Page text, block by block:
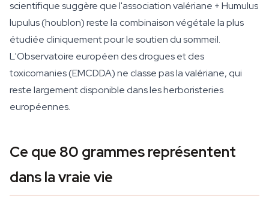
scientifique suggère que l'association valériane +Humulus
lupulus(houblon) reste la combinaison végétale la plus
étudiée cliniquement pour le soutien du sommeil.
L'Observatoire européen des drogues et des
toxicomanies (EMCDDA) ne classe pas la valériane, qui
reste largement disponible dans les herboristeries
européennes.
Ce que 80 grammes représentent
dans la vraie vie